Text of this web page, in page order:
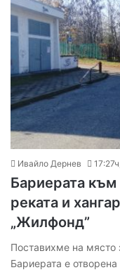
Ивайло Дернев
Бариерата към
реката и
„Жилфонд”
Поставихме на място
Бариерата е